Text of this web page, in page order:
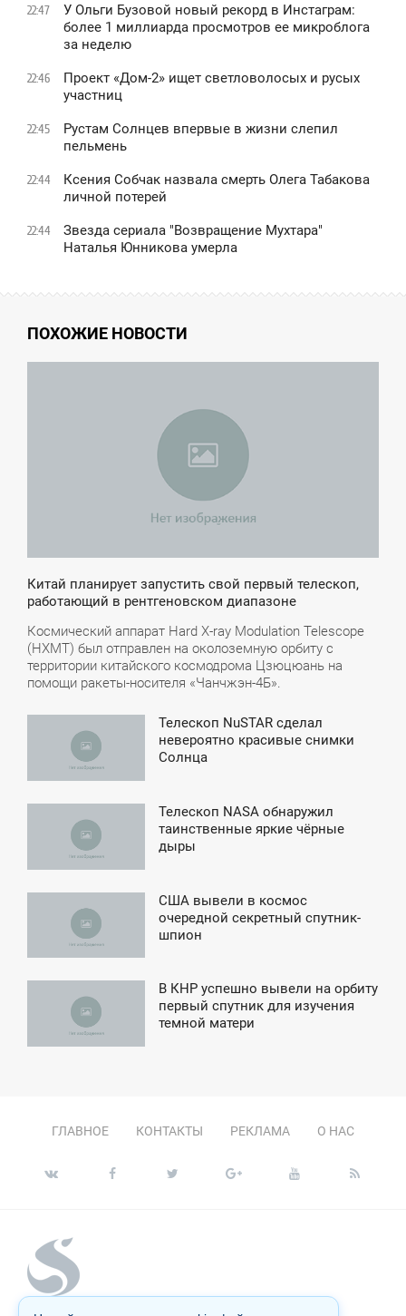
22:47
У Ольги Бузовой новый рекорд в Инстаграм:
более 1 миллиарда просмотров ее микроблога
за неделю
22:46
Проект «Дом-2» ищет светловолосых и русых
участниц
22:45
Рустам Солнцев впервые в жизни слепил
пельмень
22:44
Ксения Собчак назвала смерть Олега Табакова
личной потерей
22:44
Звезда сериала "Возвращение Мухтара"
Наталья Юнникова умерла
ПОХОЖИЕ НОВОСТИ
Китай планирует запустить свой первый телескоп,
работающий в рентгеновском диапазоне
Космический аппарат Hard X-ray Modulation Telescope
(HXMT) был отправлен на околоземную орбиту с
территории китайского космодрома Цзюцюань на
помощи ракеты-носителя «Чанчжэн-4Б».
Телескоп NuSTAR сделал
невероятно красивые снимки
Солнца
Телескоп NASA обнаружил
таинственные яркие чёрные
дыры
США вывели в космос
очередной секретный спутник-
шпион
В КНР успешно вывели на орбиту
первый спутник для изучения
темной матери
ГЛАВНОЕ КОНТАКТЫ РЕКЛАМА О НАС